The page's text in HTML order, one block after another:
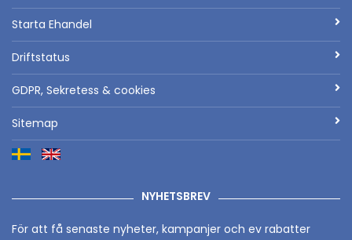
Starta Ehandel
Driftstatus
GDPR, Sekretess & cookies
Sitemap
NYHETSBREV
För att få senaste nyheter, kampanjer och ev rabatter